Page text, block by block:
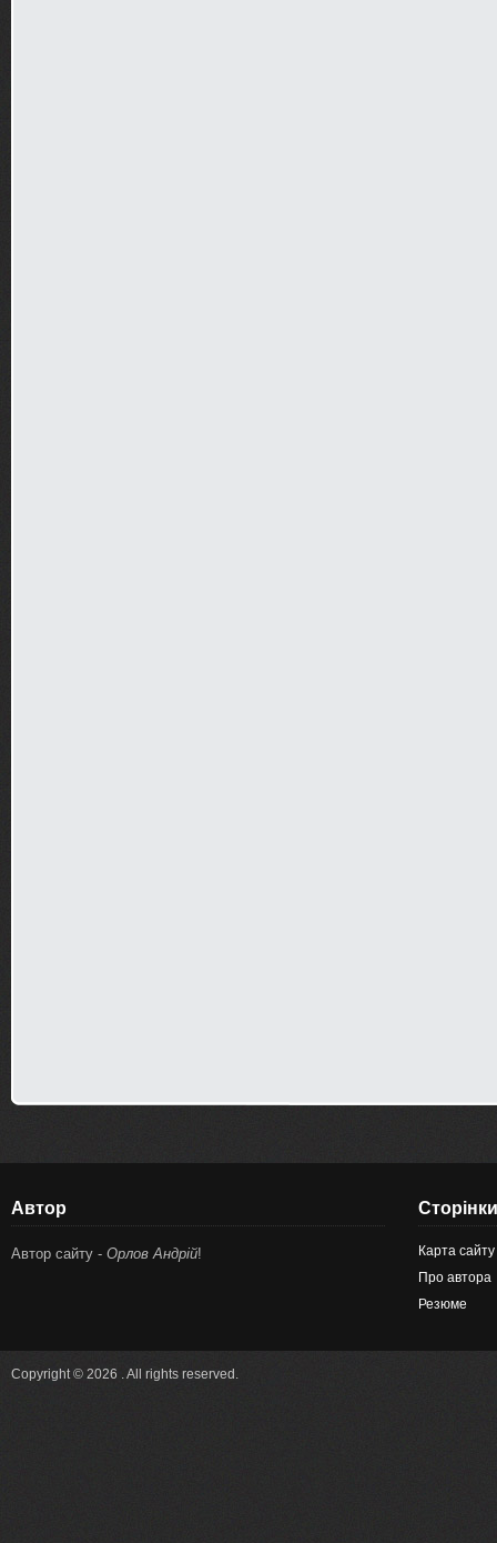
Автор
Автор сайту - Орлов Андрій!
Сторінки
Карта сайту
Про автора
Резюме
Copyright © 2026 . All rights reserved.